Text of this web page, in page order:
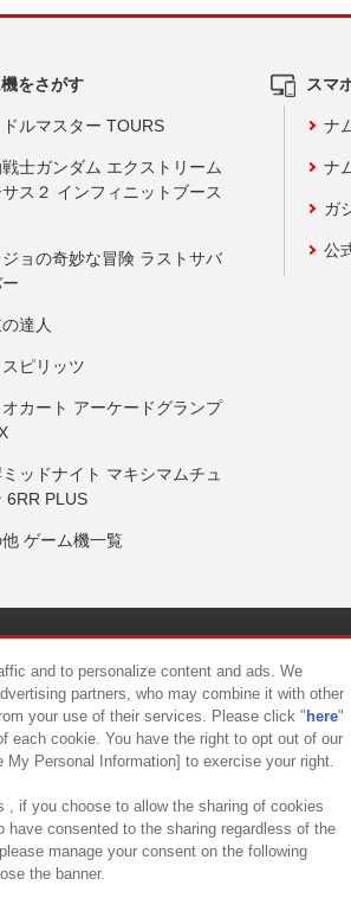
をさがす
ルマスター TOURS
士ガンダム エクストリーム
ス２ インフィニットブース
ョの奇妙な冒険 ラストサバ
達人
ピリッツ
カート アーケードグランプ
ッドナイト マキシマムチュ
6RR PLUS
ゲーム機一覧
スマ
ナ
ナ
ガ
公
について カスタマーハラスメント対応方針
and to personalize content and ads. We
partners, who may combine it with other
your use of their services. Please click " here"
each cookie. You have the right to opt out of our
Personal Information] to exercise your right.
, if you choose to allow the sharing of cookies
have consented to the sharing regardless of the
manage your consent on the following
the banner.